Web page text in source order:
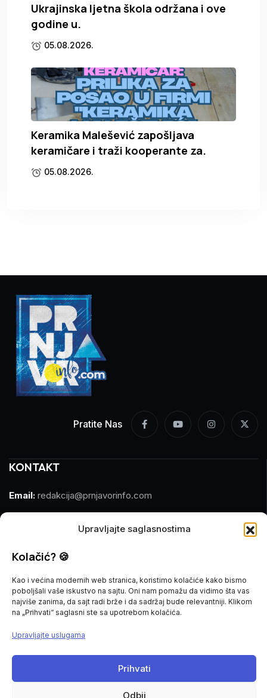
Upravljajte saglasnostima
Kolačić? 🍪
Kao i većina modernih web stranica, koristimo kolačiće kako bismo
poboljšali vaše iskustvo na sajtu. Oni nam pomažu da vidimo šta vas
najviše zanima, da sajt radi brže i da sadržaj bude relevantniji. Klikom
na „Prihvati“ saglasni ste sa upotrebom kolačića.
Upravljajte uslugama
Prihvati
Odbij
Ukrajinska ljetna škola održana i ove
godine u.
05.08.2026.
Keramika Malešević zapošljava
keramičare i traži kooperante za.
05.08.2026.
Pratite Nas
KONTAKT
Email: redakcija@prnjavorinfo.com
MARKETING
Email: marketing@prnjavorinfo.com
Telefon:(+387)065 955 355
POŠALJI VIJEST
redakcija@prnjavorinfo.com